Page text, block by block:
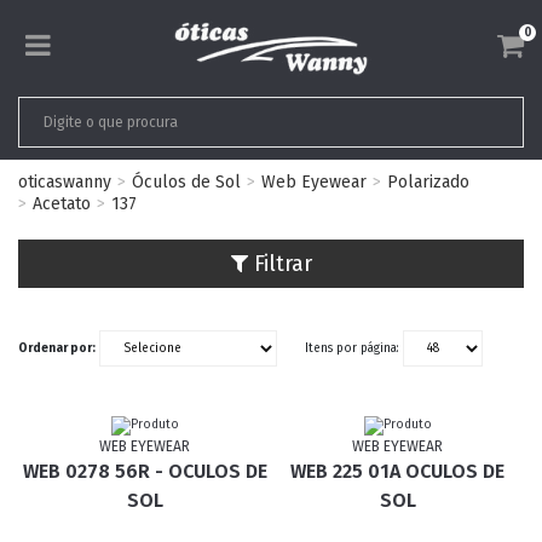
0
oticaswanny Óculos de Sol Web Eyewear
Polarizado
Acetato
137
Filtrar
Ordenar por: Itens por página:
WEB EYEWEAR
WEB 0278 56R - OCULOS DE
SOL
WEB EYEWEAR
WEB 225 01A OCULOS DE
SOL